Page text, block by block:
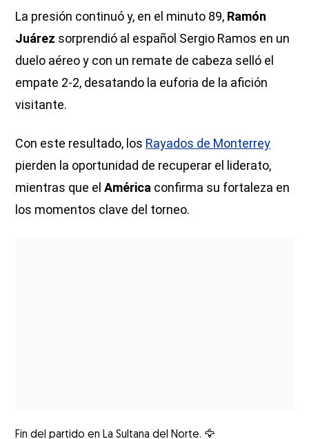
La presión continuó y, en el minuto 89, Ramón
Juárez sorprendió al español Sergio Ramos en un
duelo aéreo y con un remate de cabeza selló el
empate 2-2, desatando la euforia de la afición
visitante.
Con este resultado, los Rayados de Monterrey
pierden la oportunidad de recuperar el liderato,
mientras que elAmérica confirma su fortaleza en
los momentos clave del torneo.
Fin del partido en La Sultana del Norte. 🦅